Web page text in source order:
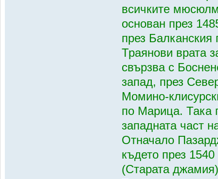
всичките
основан през
през
Траянови врата
свързва с
запад, през
Момино-
по Марица. Така
западната част
Отначало
където през
(Старата